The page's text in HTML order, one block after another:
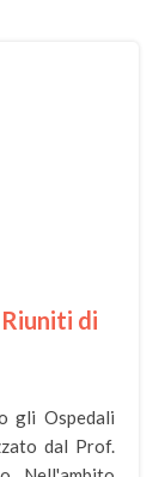
di
gli Ospedali
dal Prof.